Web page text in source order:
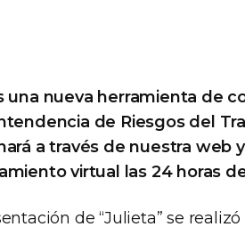
una nueva herramienta de
de Riesgos del
a través de nuestra web
virtual las 24 horas
de “Julieta” se